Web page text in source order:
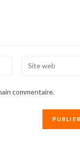
Enter
(optional)
commentaire.